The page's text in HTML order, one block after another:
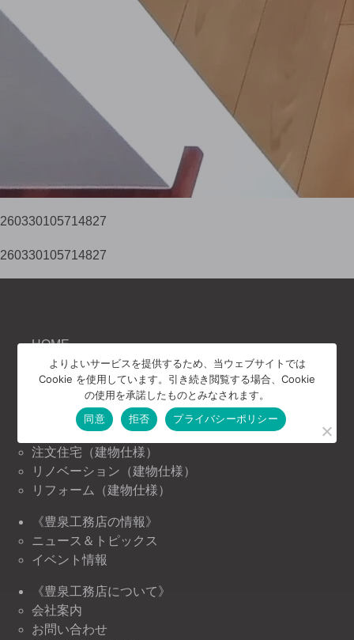
260330105714827
260330105714827
HOME
《豊泉工務店の家づくり》
コンセプト
施工事例
お客様の声
注文住宅（建物仕様）
リノベーション（建物仕様）
リフォーム（建物仕様）
《豊泉工務店の情報》
ニュース＆トピックス
イベント情報
《豊泉工務店について》
会社案内
お問い合わせ
よりよいサービスを提供するため、当ウェブサイトでは
Cookie を使用しています。引き続き閲覧する場合、Cookie
の使用を承諾したものとみなされます。
同意
拒否 プライバシーポリシー